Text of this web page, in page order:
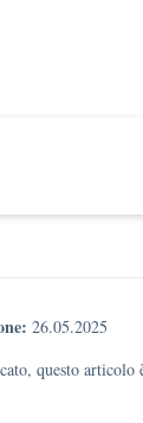
26.05.2025
questo